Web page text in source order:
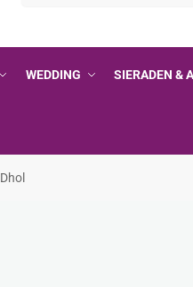
WEDDING SIERADEN &
Dhol